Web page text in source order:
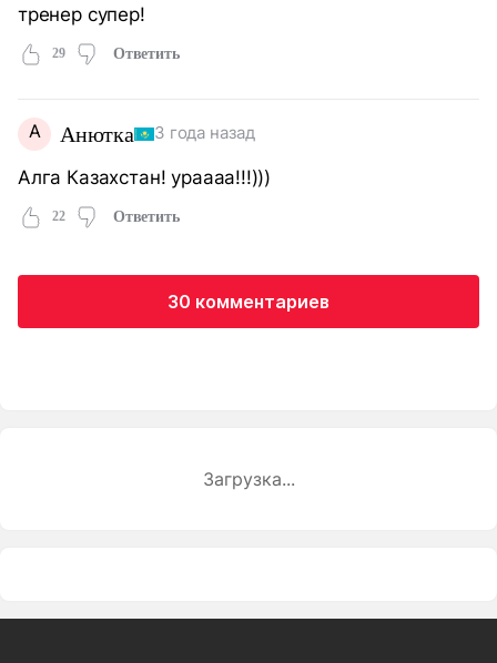
тренер супер!
29 Ответить
А Анютка 3 года назад
Алга Казахстан! ураааа!!!)))
22 Ответить
30 комментариев
Загрузка...